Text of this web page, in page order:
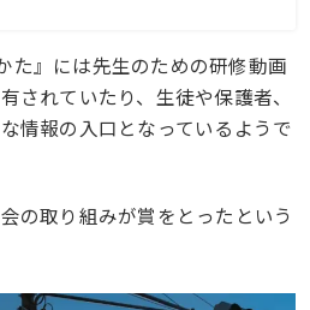
た』には先生のための研修動画
されていたり、生徒や保護者、
情報の入口となっているようで
の取り組みが賞をとったという